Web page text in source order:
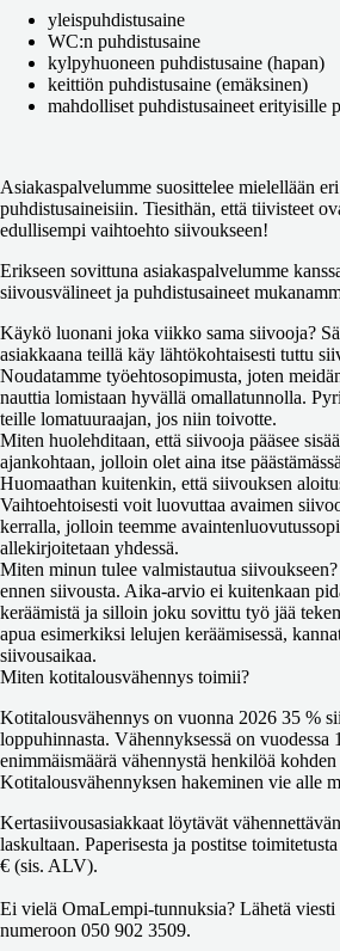
yleispuhdistusaine
WC:n puhdistusaine
kylpyhuoneen puhdistusaine (hapan)
keittiön puhdistusaine (emäksinen)
mahdolliset puhdistusaineet erityisille
Asiakaspalvelumme suosittelee mielellään
puhdistusaineisiin. Tiesithän, että tiivisteet
edullisempi vaihtoehto siivoukseen!
Erikseen sovittuna asiakaspalvelumme
siivousvälineet ja puhdistusaineet
Käykö luonani joka viikko sama siivooja?
asiakkaana teillä käy lähtökohtaisesti tuttu
Noudatamme työehtosopimusta, joten
nauttia lomistaan hyvällä omallatunnolla.
teille lomatuuraajan, jos niin toivotte.
Miten huolehditaan, että siivooja pääsee
ajankohtaan, jolloin olet aina itse
Huomaathan kuitenkin, että siivouksen
Vaihtoehtoisesti voit luovuttaa avaimen
kerralla, jolloin teemme
allekirjoitetaan yhdessä.
Miten minun tulee valmistautua siivoukseen?
ennen siivousta. Aika-arvio ei kuitenkaan
keräämistä ja silloin joku sovittu työ jää
apua esimerkiksi lelujen keräämisessä,
siivousaikaa.
Miten kotitalousvähennys toimii?
Kotitalousvähennys on vuonna 2026 35 %
loppuhinnasta. Vähennyksessä on vuodessa
enimmäismäärä vähennystä henkilöä
Kotitalousvähennyksen hakeminen vie alle
Kertasiivousasiakkaat löytävät
laskultaan. Paperisesta ja postitse
€ (sis. ALV).
Ei vielä OmaLempi-tunnuksia? Lähetä
numeroon 050 902 3509.